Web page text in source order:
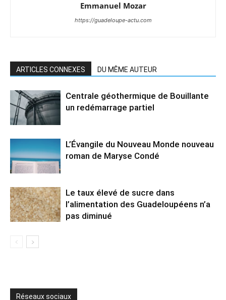
Emmanuel Mozar
https://guadeloupe-actu.com
ARTICLES CONNEXES DU MÊME AUTEUR
Centrale géothermique de Bouillante
un redémarrage partiel
L’Évangile du Nouveau Monde nouveau
roman de Maryse Condé
Le taux élevé de sucre dans
l’alimentation des Guadeloupéens n’a
pas diminué
Réseaux sociaux